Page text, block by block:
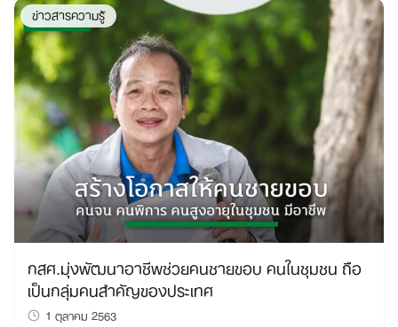
ข่าวสารความรู้
กสศ.มุ่งพัฒนาอาชีพช่วยคนชายขอบ คนในชุมชน ถือ
เป็นกลุ่มคนสำคัญของประเทศ
1 ตุลาคม 2563